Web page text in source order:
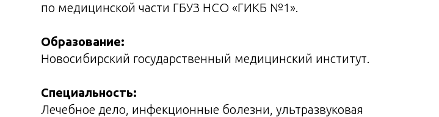
по медицинской части ГБУЗ НСО «ГИКБ №1».
Образование:
Новосибирский государственный медицинский институт.
Специальность:
Лечебное дело, инфекционные болезни, ультразвуковая